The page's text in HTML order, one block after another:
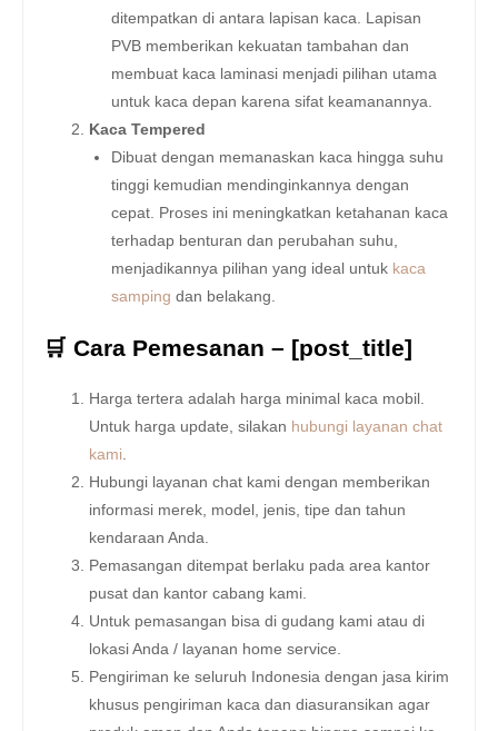
ditempatkan di antara lapisan kaca. Lapisan
PVB memberikan kekuatan tambahan dan
membuat kaca laminasi menjadi pilihan utama
untuk kaca depan karena sifat keamanannya.
Kaca Tempered
Dibuat dengan memanaskan kaca hingga suhu
tinggi kemudian mendinginkannya dengan
cepat. Proses ini meningkatkan ketahanan kaca
terhadap benturan dan perubahan suhu,
menjadikannya pilihan yang ideal untuk kaca
samping dan belakang.
🛒 Cara Pemesanan – [post_title]
Harga tertera adalah harga minimal kaca mobil.
Untuk harga update, silakan hubungi layanan chat
kami
Hubungi layanan chat kami dengan memberikan
informasi merek, model, jenis, tipe dan tahun
kendaraan Anda.
Pemasangan ditempat berlaku pada area kantor
pusat dan kantor cabang kami.
Untuk pemasangan bisa di gudang kami atau di
lokasi Anda / layanan home service.
Pengiriman ke seluruh Indonesia dengan jasa kirim
khusus pengiriman kaca dan diasuransikan agar